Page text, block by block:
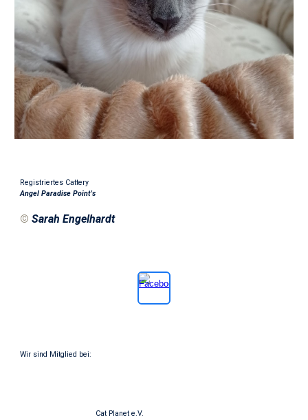
Registriertes Cattery
Angel Paradise Point's
©Sarah Engelhardt
Wir sind Mitglied bei:
Cat Planet e.V.